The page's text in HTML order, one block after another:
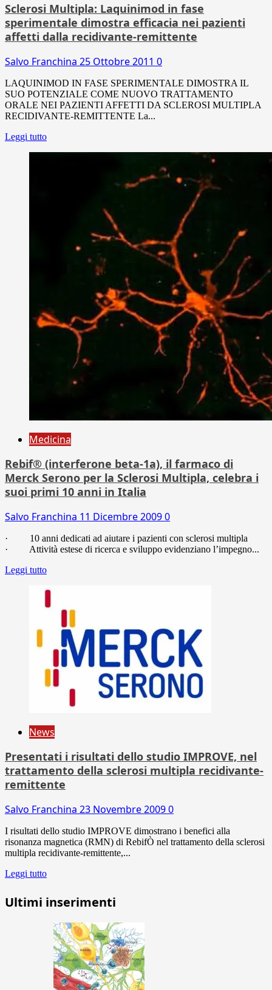
Sclerosi Multipla: Laquinimod in fase
sperimentale dimostra efficacia nei pazienti
affetti dalla recidivante-remittente
Salvo Franchina 25 Ottobre 2011 0
LAQUINIMOD IN FASE SPERIMENTALE DIMOSTRA IL
SUO POTENZIALE COME NUOVO TRATTAMENTO
ORALE NEI PAZIENTI AFFETTI DA SCLEROSI MULTIPLA
RECIDIVANTE-REMITTENTE La...
Leggi tutto
Medicina
Rebif® (interferone beta-1a), il farmaco di
Merck Serono per la Sclerosi Multipla, celebra i
suoi primi 10 anni in Italia
Salvo Franchina 11 Dicembre 20090
· 10 anni dedicati ad aiutare i pazienti con sclerosi multipla
· Attività estese di ricerca e sviluppo evidenziano l’impegno...
Leggi tutto
News
Presentati i risultati dello studio IMPROVE, nel
trattamento della sclerosi multipla recidivante-
remittente
Salvo Franchina 23 Novembre 20090
I risultati dello studio IMPROVE dimostrano i benefici alla
risonanza magnetica (RMN) di RebifÒ nel trattamento della sclerosi
multipla recidivante-remittente,...
Leggi tutto
Ultimi inserimenti